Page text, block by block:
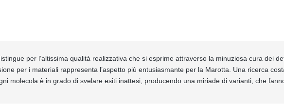
per l’altissima qualità realizzativa che si esprime attraverso la minuziosa cura dei
per i materiali rappresenta l’aspetto più entusiasmante per la Marotta. Una ricerca
molecola è in grado di svelare esiti inattesi, producendo una miriade di varianti, che